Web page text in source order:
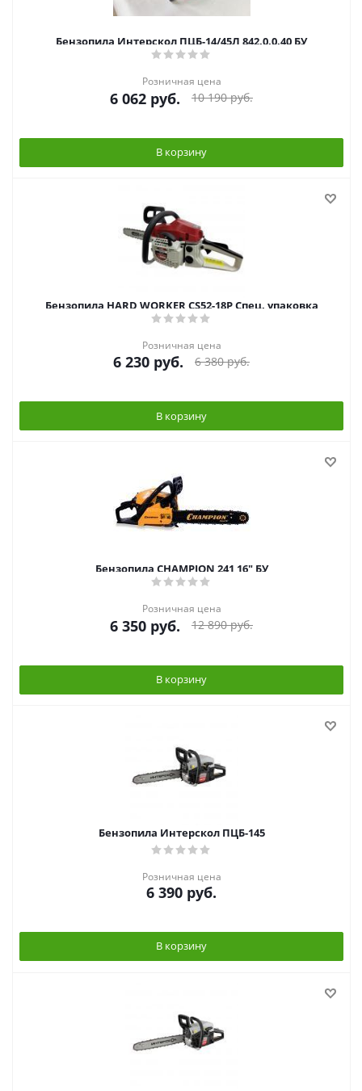
Бензопила Интерскол ПЦБ-14/45Л 842.0.0.40 БУ
Розничная цена
6 062 руб. 10 190руб.
В корзину
Бензопила HARD WORKER CS52-18P Спец. упаковка
Розничная цена
6 230 руб. 6 380руб.
В корзину
Бензопила CHAMPION 241 16" БУ
Розничная цена
6 350 руб. 12 890руб.
В корзину
Бензопила Интерскол ПЦБ-145
Розничная цена
6 390 руб.
В корзину